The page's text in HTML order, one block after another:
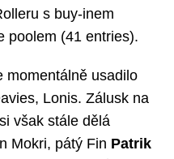
s buy-inem
poolem (41 entries).
momentálně usadilo
Lonis. Zálusk na
však stále dělá
Mokri, pátý Fin Patrik